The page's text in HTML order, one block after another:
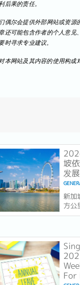
后果的责任。
偶尔会提供外部网站或资源
还可能包含作者的个人意
时寻求专业建议。
本网站及其内容的使用构成
坡
发
新加
方
的是
着全
列，
稳定
力...
For